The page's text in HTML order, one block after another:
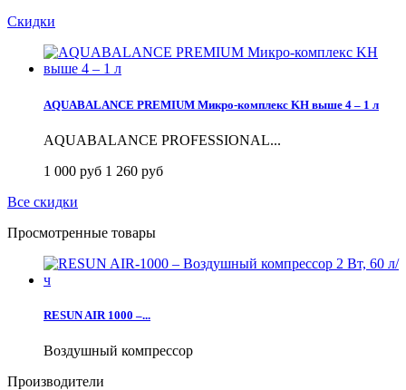
Скидки
AQUABALANCE PREMIUM Микро-комплекс KH выше 4 – 1 л
AQUABALANCE PROFESSIONAL...
1 000 руб 1 260 руб
Все скидки
Просмотренные товары
RESUN AIR 1000 –...
Воздушный компрессор
Производители